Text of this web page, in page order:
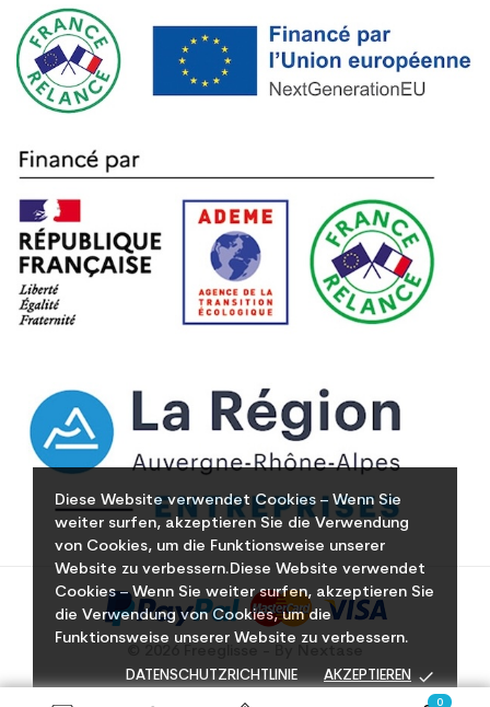
Diese Website verwendet Cookies – Wenn Sie
weiter surfen, akzeptieren Sie die Verwendung
von Cookies, um die Funktionsweise unserer
Website zu verbessern.Diese Website verwendet
Cookies – Wenn Sie weiter surfen, akzeptieren Sie
die Verwendung von Cookies, um die
Funktionsweise unserer Website zu verbessern.
DATENSCHUTZRICHTLINIE AKZEPTIEREN done
0